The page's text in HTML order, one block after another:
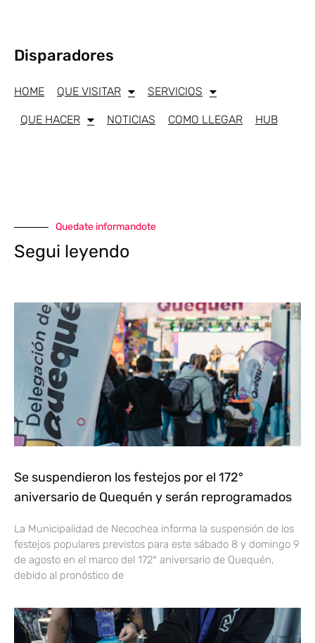
Disparadores
HOME QUE VISITAR SERVICIOS
QUE HACER NOTICIAS COMO LLEGAR HUB
Quedate informandote
Segui leyendo
Se suspendieron los festejos por el 172°
aniversario de Quequén y serán reprogramados
La Municipalidad de Necochea informa la suspensión de los
festejos populares previstos para este sábado 8 y domingo 9
de agosto en el marco del 172° aniversario de Quequén,
debido al pronóstico de